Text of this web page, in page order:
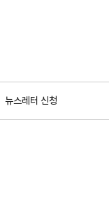
뉴스레터 신청